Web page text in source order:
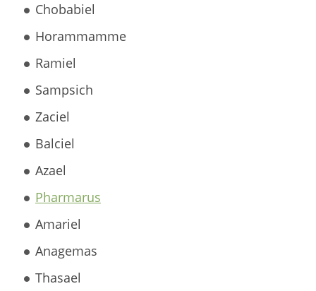
Chobabiel
Horammamme
Ramiel
Sampsich
Zaciel
Balciel
Azael
Pharmarus
Amariel
Anagemas
Thasael